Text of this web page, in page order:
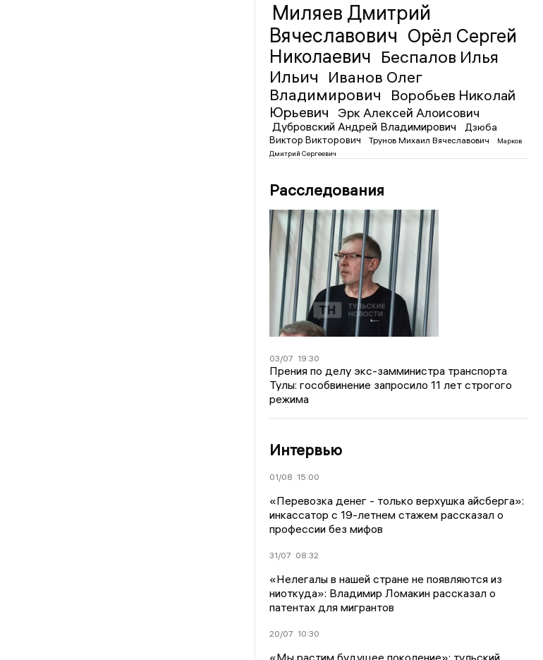
Миляев Дмитрий
Вячеславович Орёл Сергей
Николаевич Беспалов Илья
Ильич
Иванов Олег
Владимирович
Воробьев Николай
Юрьевич
Эрк Алексей Алоисович
Дубровский Андрей Владимирович
Дзюба
Виктор Викторович
Трунов Михаил Вячеславович
Марков
Дмитрий Сергеевич
Расследования
03/07 19:30
Прения по делу экс-замминистра транспорта
Тулы: гособвинение запросило 11 лет строгого
режима
Интервью
01/08 15:00
«Перевозка денег - только верхушка айсберга»:
инкассатор с 19-летнем стажем рассказал о
профессии без мифов
31/07 08:32
«Нелегалы в нашей стране не появляются из
ниоткуда»: Владимир Ломакин рассказал о
патентах для мигрантов
20/07 10:30
«Мы растим будущее поколение»: тульский